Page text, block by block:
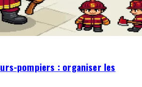
pompiers : organiser les